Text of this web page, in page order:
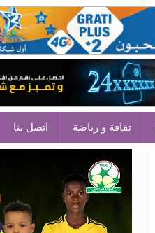
ثقافة و رياضة اتصل بنا